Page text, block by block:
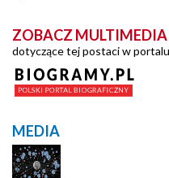
ZOBACZ MULTIMEDIA
dotyczące tej postaci w portalu
MEDIA